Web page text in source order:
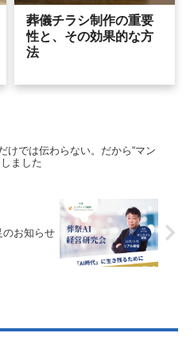
葬儀チラシ制作の重要
性と、その効果的な方
法
けでは伝わらない。だから“マン
しました
のお知らせ